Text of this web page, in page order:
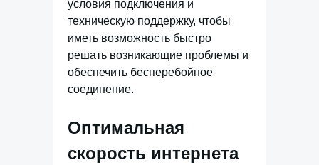
условия подключения и
техническую поддержку, чтобы
иметь возможность быстро
решать возникающие проблемы и
обеспечить бесперебойное
соединение.
Оптимальная
скорость интернета